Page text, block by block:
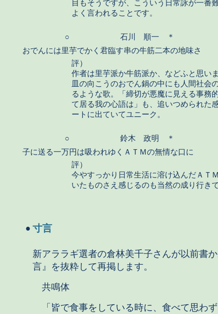
目もそうですが、こういう日常詠が一番
よく言われることです。
○
石川 順一 ＊
おでんには里芋でかく君臨す串の牛筋二本の地味さ
評）
作者は里芋派か牛筋派か、などふと思い
皿の向こうのおでん鍋の中にも人間社会
るような歌。「締切が悪魔に見える事務
て居る我の心語は」も、追いつめられた
ートに出ていてユニーク。
○
鈴木 政明 ＊
子に送る一万円は吸われゆくＡＴＭの無情な口に
評）
今やすっかり日常生活に溶け込んだＡＴ
いたものさえ感じるのも当然の成り行き
● 寸言
新アララギ選者の倉林美千子さんが以前書
言』を抜粋して再掲します。
共鳴体
「皆で食事をしている時に、食べて思わ